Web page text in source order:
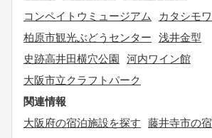
コンペイトウミュージアム
カタシモ
柏原市観光ぶどうセンター
浅井金型
史跡高井田横穴公園
河内ワイン館
大阪市立クラフトパーク
関連情報
大阪府の宿泊施設を探す
藤井寺市の